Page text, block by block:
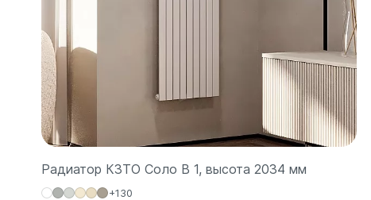
Зеркала
Зеркало А40
Зеркало Г
Зеркало П
Зеркало С
Радиатор КЗТО Соло В 1, высота 2034 мм
+130